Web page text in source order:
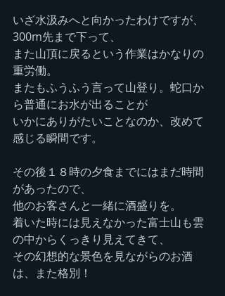
いざ水汲みへと向かったわけですが、
300m先まで下って、
また山頂に戻るという作業はかなりの
重労働。
またもふうふう言って山登り。蛇口か
ら普通にお水が出ることが
いかにありがたいことなのか、改めて
感じる瞬間です。
その後１８時の夕食までにはまだ時間
があったので、
他のお客さんと一緒に酒盛りを。
着いた時には見えなかった富士山も雲
の中からくっきり見えてきて、
その幻想的な景色を見ながらのお酒
は、また格別！